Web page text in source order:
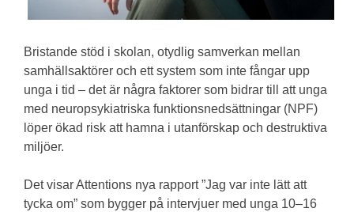
Bristande stöd i skolan, otydlig samverkan mellan
samhällsaktörer och ett system som inte fångar upp
unga i tid – det är några faktorer som bidrar till att unga
med neuropsykiatriska funktionsnedsättningar (NPF)
löper ökad risk att hamna i utanförskap och destruktiva
miljöer.
Det visar Attentions nya rapport ”Jag var inte lätt att
tycka om” som bygger på intervjuer med unga 10–16